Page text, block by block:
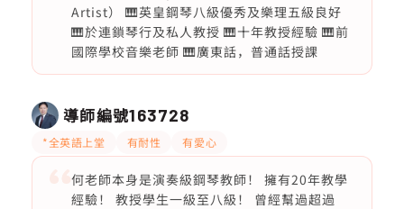
Artist） 🎹英皇鋼琴八級優秀及樂理五級良好
🎹於連鎖琴行及私人教授 🎹十年教授經驗 🎹前
國際學校音樂老師 🎹廣東話，普通話授課
導師編號163728
*全英語上堂 有耐性 有愛心
何老師本身是演奏級鋼琴教師！ 擁有20年教學
經驗！ 教授學生一級至八級！ 曾經幫過超過